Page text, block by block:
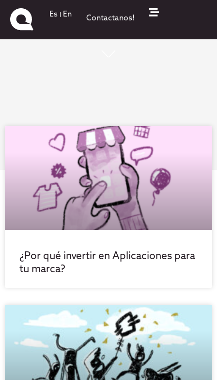
Es En Contactanos!
¿Por qué invertir en Aplicaciones para
tu marca?